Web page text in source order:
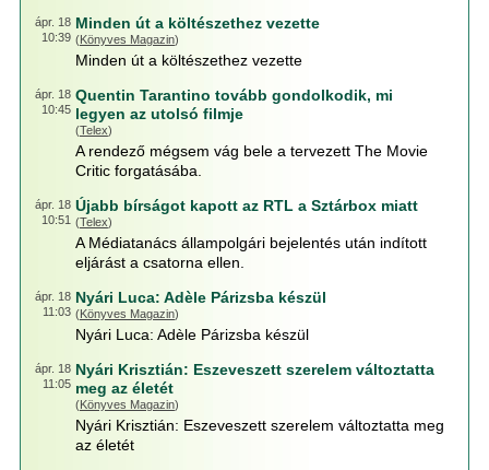
ápr. 18
10:39
Minden út a költészethez vezette
(Könyves Magazin)
Minden út a költészethez vezette
ápr. 18
10:45
Quentin Tarantino tovább gondolkodik, mi
legyen az utolsó filmje
(Telex)
A rendező mégsem vág bele a tervezett The Movie
Critic forgatásába.
ápr. 18
10:51
Újabb bírságot kapott az RTL a Sztárbox miatt
(Telex)
A Médiatanács állampolgári bejelentés után indított
eljárást a csatorna ellen.
ápr. 18
11:03
Nyári Luca: Adèle Párizsba készül
(Könyves Magazin)
Nyári Luca: Adèle Párizsba készül
ápr. 18
11:05
Nyári Krisztián: Eszeveszett szerelem változtatta
meg az életét
(Könyves Magazin)
Nyári Krisztián: Eszeveszett szerelem változtatta meg
az életét